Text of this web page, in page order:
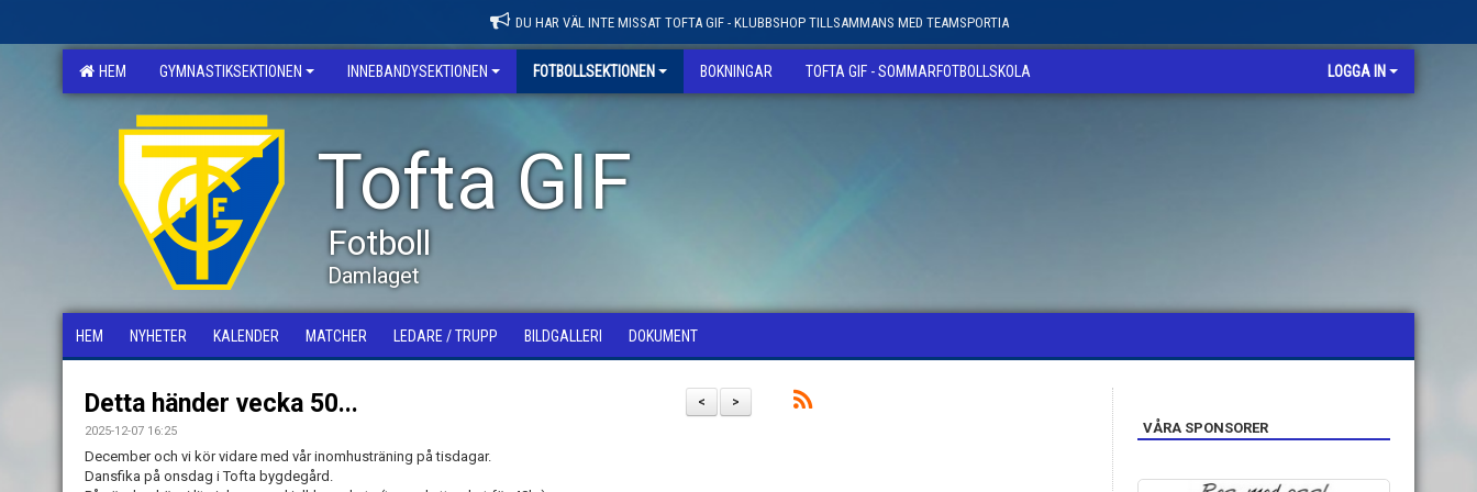
DU HAR VÄL INTE MISSAT TOFTA GIF - KLUBBSHOP TILLSAMMANS MED TEAMSPORTIA
HEM GYMNASTIKSEKTIONEN INNEBANDYSEKTIONEN FOTBOLLSEKTIONEN BOKNINGAR TOFTA GIF - SOMMARFOTBOLLSKOLA LOGGA IN
Tofta GIF
Fotboll
Damlaget
HEM NYHETER KALENDER MATCHER LEDARE / TRUPP BILDGALLERI DOKUMENT
>
<
Detta händer vecka 50...
2025-12-07 16:25
December och vi kör vidare med vår inomhusträning på tisdagar.
Dansfika på onsdag i Tofta bygdegård.
VÅRA SPONSORER